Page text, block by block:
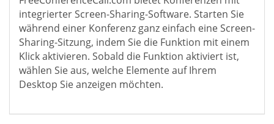
integrierter Screen-Sharing-Software. Starten Sie
während einer Konferenz ganz einfach eine Screen-
Sharing-Sitzung, indem Sie die Funktion mit einem
Klick aktivieren. Sobald die Funktion aktiviert ist,
wählen Sie aus, welche Elemente auf Ihrem
Desktop Sie anzeigen möchten.